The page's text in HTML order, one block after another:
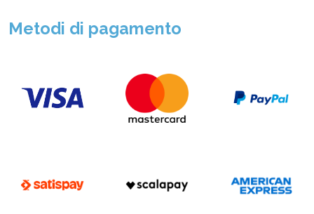
Metodi di pagamento